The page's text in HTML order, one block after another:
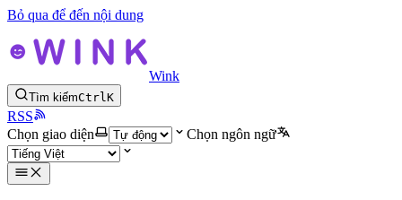
Bỏ qua để đến nội dung
Wink
Tìm kiếmCtrlK
RSS
Chọn giao diện
Chọn ngôn ngữ